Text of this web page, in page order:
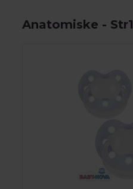
Anatomiske - Str1